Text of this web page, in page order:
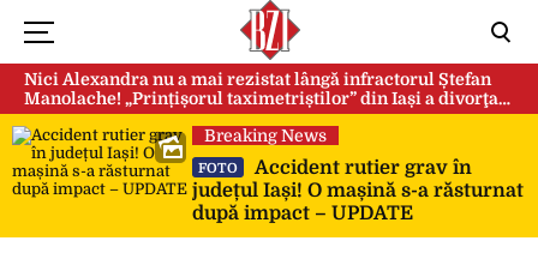
Nici Alexandra nu a mai rezistat lângă infractorul Ștefan
Manolache! „Prințișorul taximetriștilor” din Iași a divorţat
după doi ani de căsnicie
Breaking News
FOTO
Accident rutier grav în
județul Iași! O mașină s-a răsturnat
după impact – UPDATE